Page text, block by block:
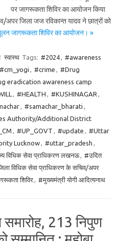
पर जागरूकता शिविर का आयोजन किया
अपर जिला जज रविकान्त यादव ने छात्रों को
जागरूकता शिविर का आयोजन। »
स्वास्थ Tags: #2024, #awareness
#cm_yogi , #crime , #Drug
eradication awareness camp
, #HEALTH , #KUSHINAGAR ,
, #samachar_bharati ,
Authority/Additional District
, #UP_GOVT , #update , #Uttar
Lucknow, #uttar_pradesh ,
विधिक सेवा प्राधिकरण लखनऊ, #उदित
विधिक सेवा प्राधिकरण के सचिव/अपर
शिविर, #मुख्यमंत्री योगी आदित्यनाथ
समारोह, 213 निपुण